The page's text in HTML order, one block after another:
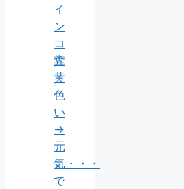
イ
ン
コ
糞
黄
色
い
→
元
気・・・
で